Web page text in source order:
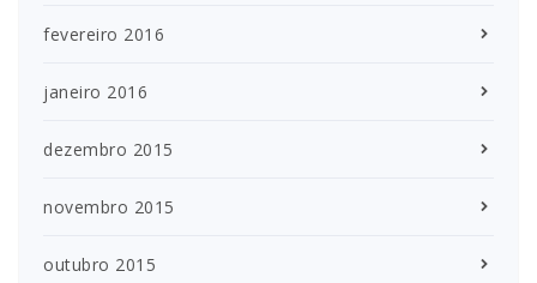
fevereiro 2016
janeiro 2016
dezembro 2015
novembro 2015
outubro 2015